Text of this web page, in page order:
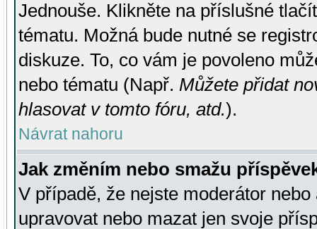
Jednouše. Klikněte na příslušné
tématu. Možná bude nutné se
diskuze. To, co vám je povoleno
nebo tématu (Např. Můžete přidat
hlasovat v tomto fóru, atd.).
Návrat nahoru
Jak změním nebo smažu
V případě, že nejste moderátor
upravovat nebo mazat jen svoje